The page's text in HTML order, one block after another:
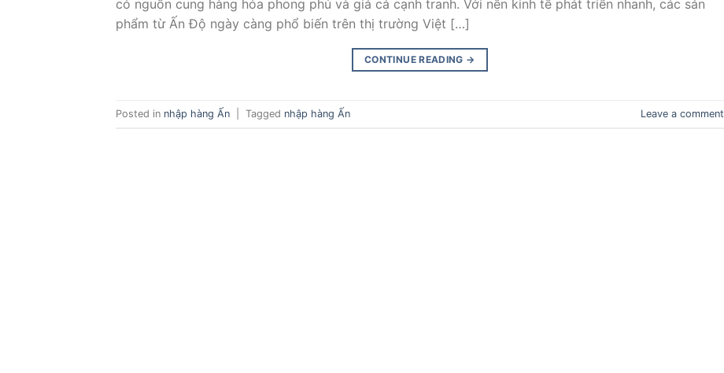
có nguồn cung hàng hóa phong phú và giá cả cạnh tranh. Với nền kinh tế phát triển nhanh, các sản
phẩm từ Ấn Độ ngày càng phổ biến trên thị trường Việt […]
CONTINUE READING →
Posted in nhập hàng Ấn Tagged nhập hàng Ấn Leave a comment